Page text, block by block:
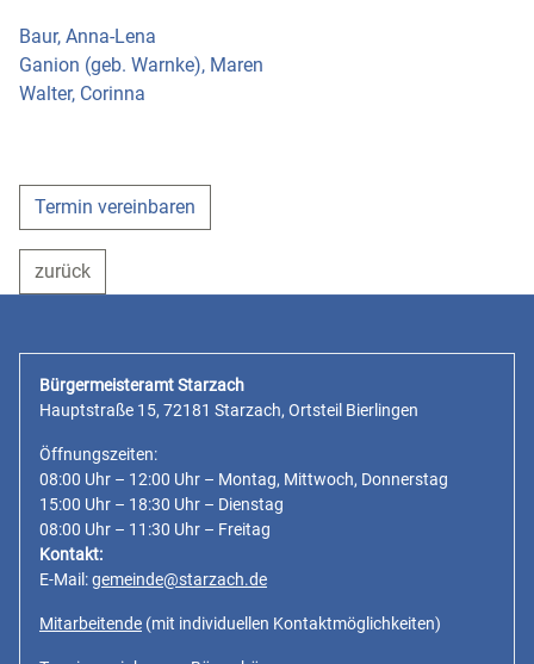
Baur, Anna-Lena
Ganion (geb. Warnke), Maren
Walter, Corinna
Termin vereinbaren
zurück
Bürgermeisteramt Starzach
Hauptstraße 15, 72181 Starzach, Ortsteil Bierlingen
Öffnungszeiten:
08:00 Uhr – 12:00 Uhr – Montag, Mittwoch, Donnerstag
15:00 Uhr – 18:30 Uhr – Dienstag
08:00 Uhr – 11:30 Uhr – Freitag
Kontakt:
E-Mail:gemeinde@starzach.de
Mitarbeitende (mit individuellen Kontaktmöglichkeiten)